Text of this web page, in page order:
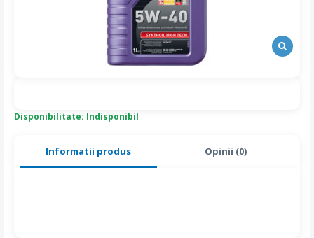
Informatii produs Opinii (0)
Disponibilitate: Indisponibil